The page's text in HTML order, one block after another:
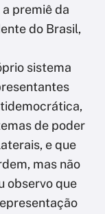
premiê da
do Brasil,
sistema
de poder
e que
mas não
observo que